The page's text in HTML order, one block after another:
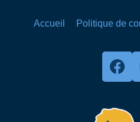
Accueil Politique de